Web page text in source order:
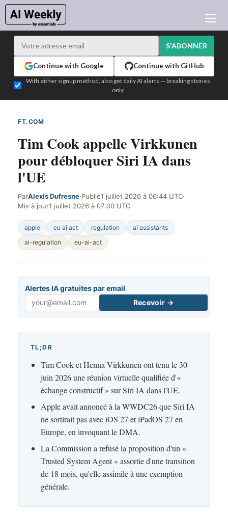
APPRENDRE L'IA
L'ACTU IA DU JOUR
TEST EDITION BUILDER
CONNEXION
S'ABONNER
Continue with Google Continue with GitHub
With either signup method, also get daily AI alerts — breaking stories
only
FT.COM
Tim Cook appelle Virkkunen
pour débloquer Siri IA dans
l'UE
ParAlexis Dufresne·Publié1 juillet 2026 à 06:44 UTC·
Mis à jour1 juillet 2026 à 07:00 UTC
apple eu ai act regulation
ai assistants
ai-regulation
eu-ai-act
Alertes IA gratuites par email
Email
Recevoir →
TL;DR
Tim Cook et Henna Virkkunen ont tenu le 30
juin 2026 une réunion virtuelle qualifiée d'«
échange constructif » sur Siri IA dans l'UE.
Apple avait annoncé à la WWDC26 que Siri IA
ne sortirait pas avec iOS 27 et iPadOS 27 en
Europe, en invoquant le DMA.
La Commission a refusé la proposition d'un «
Trusted System Agent » assortie d'une transition
de 18 mois, qu'elle assimile à une exemption
générale.